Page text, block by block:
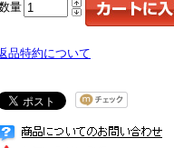
量
品特約について